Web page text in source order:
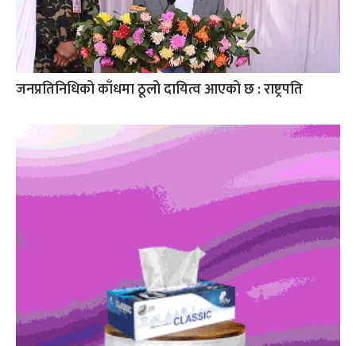
जनप्रतिनिधिको काँधमा ठूलो दायित्व आएको छ : राष्ट्रपति